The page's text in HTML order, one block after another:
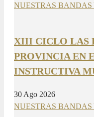
NUESTRAS BANDAS
XIII CICLO LAS
PROVINCIA EN
INSTRUCTIVA
30 Ago 2026
NUESTRAS BANDAS